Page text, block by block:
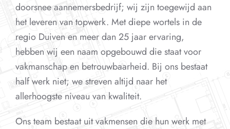
doorsnee aannemersbedrijf; wij zijn toegewijd aan
het leveren van topwerk. Met diepe wortels in de
regio Duiven en meer dan 25 jaar ervaring,
hebben wij een naam opgebouwd die staat voor
vakmanschap en betrouwbaarheid. Bij ons bestaat
half werk niet; we streven altijd naar het
allerhoogste niveau van kwaliteit.
Ons team bestaat uit vakmensen die hun werk met